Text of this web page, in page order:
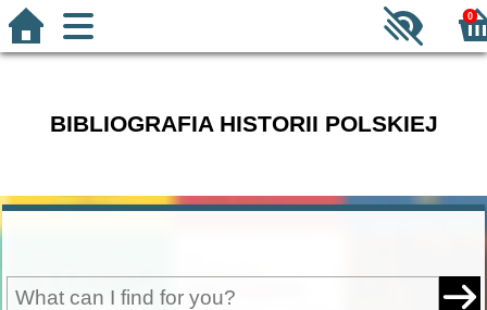
0
BIBLIOGRAFIA HISTORII POLSKIEJ